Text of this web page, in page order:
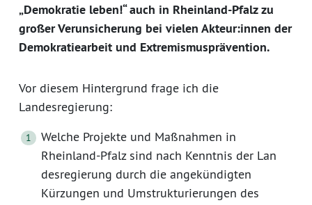
„Demokratie leben!“ auch in Rheinland-Pfalz zu
großer Verunsicherung bei vielen Akteur:innen der
Demokratiearbeit und Extremismusprävention.
Vor diesem Hintergrund frage ich die
Landesregierung:
Welche Projekte und Maßnahmen in
Rheinland-Pfalz sind nach Kenntnis der Lan
desregierung durch die angekündigten
Kürzungen und Umstrukturierungen des